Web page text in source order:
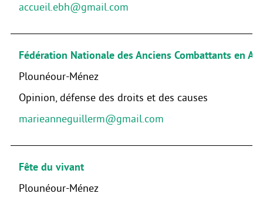
accueil.ebh@gmail.com
Fédération Nationale des Anciens Combattants en
Plounéour-Ménez
Opinion, défense des droits et des causes
marieanneguillerm@gmail.com
Fête du vivant
Plounéour-Ménez